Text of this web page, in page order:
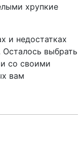
хрупкие
и недостатках
выбрать
со своими
вам